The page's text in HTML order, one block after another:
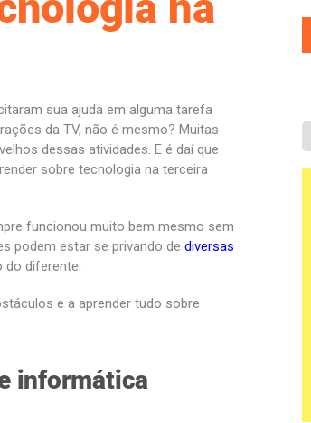
sua ajuda em alguma tarefa
da TV, não é mesmo? Muitas
dessas atividades. E é daí que
sobre tecnologia na terceira
funcionou muito bem mesmo sem
podem estar se privando de diversas
do diferente.
e a aprender tudo sobre
informática